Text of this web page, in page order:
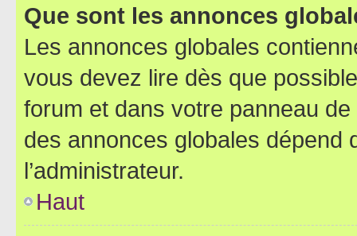
Que sont les annonces
Les annonces globales
vous devez lire dès que
forum et dans votre panneau
des annonces globales dépend
l’administrateur.
Haut